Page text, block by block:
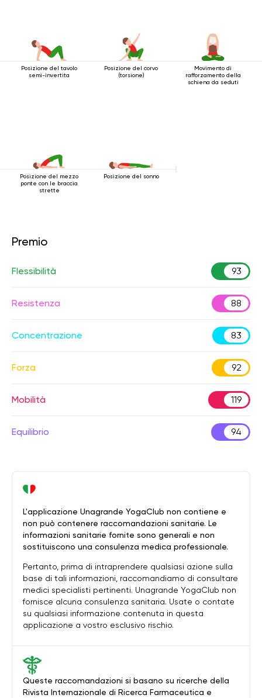
Posizione del tavolo
semi-invertita
Posizione del corvo
(torsione)
Movimento di
rafforzamento della
schiena da seduti
Posizione del mezzo
ponte con le braccia
strette
Posizione del sonno
Premio
Flessibilità 93
Resistenza 88
Concentrazione 83
Forza 92
Mobilità 119
Equilibrio 94
Queste raccomandazioni si basano su ricerche della
Rivista Internazionale di Ricerca Farmaceutica e
L'applicazione Unagrande YogaClub non contiene e
non può contenere raccomandazioni sanitarie. Le
informazioni sanitarie fornite sono generali e non
sostituiscono una consulenza medica professionale.
Pertanto, prima di intraprendere qualsiasi azione sulla
base di tali informazioni, raccomandiamo di consultare
medici specialisti pertinenti. Unagrande YogaClub non
fornisce alcuna consulenza sanitaria. Usate o contate
su qualsiasi informazione contenuta in questa
applicazione a vostro esclusivo rischio.